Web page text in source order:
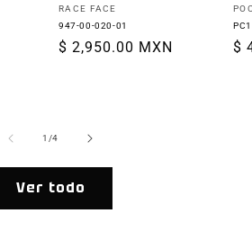
Proveedor:
RACE FACE
947-00-020-01
Precio
$ 2,950.00 MXN $
1 /de
4
Ver todo